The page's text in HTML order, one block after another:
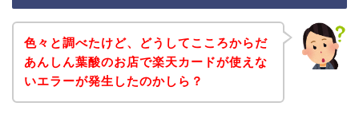
色々と調べたけど、どうしてこころからだ
あんしん葉酸のお店で楽天カードが使えな
いエラーが発生したのかしら？